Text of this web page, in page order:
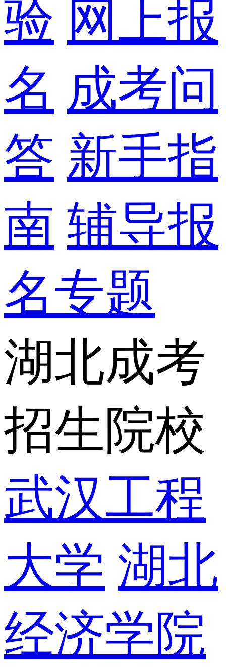
验 网上报
名 成考问
答 新手指
南 辅导报
名专题
湖北成考
招生院校
武汉工程
大学 湖北
经济学院